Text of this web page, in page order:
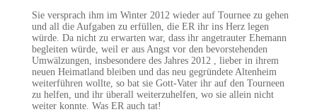
Sie versprach ihm im Winter 2012 wieder auf Tournee zu gehen
und all die Aufgaben zu erfüllen, die ER ihr ins Herz legen
würde. Da nicht zu erwarten war, dass ihr angetrauter Ehemann
begleiten würde, weil er aus Angst vor den bevorstehenden
Umwälzungen, insbesondere des Jahres 2012 , lieber in ihrem
neuen Heimatland bleiben und das neu gegründete Altenheim
weiterführen wollte, so bat sie Gott-Vater ihr auf den Tourneen
zu helfen, und ihr überall weiterzuhelfen, wo sie allein nicht
weiter konnte. Was ER auch tat!